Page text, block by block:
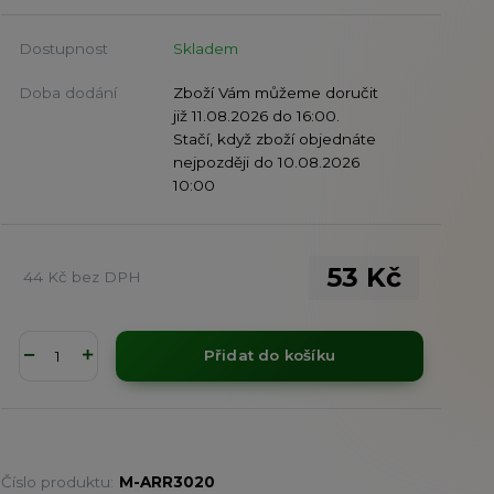
Dostupnost Skladem
Doba dodání
Zboží Vám můžeme doručit
již 11.08.2026 do 16:00.
Stačí, když zboží objednáte
nejpozději do 10.08.2026
10:00
53 Kč
44 Kč bez DPH
Přidat do košíku
Číslo produktu: M-ARR3020